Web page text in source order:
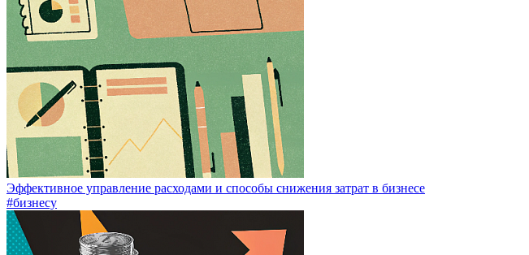
Эффективное управление расходами и способы снижения затрат в бизнесе
#бизнесу